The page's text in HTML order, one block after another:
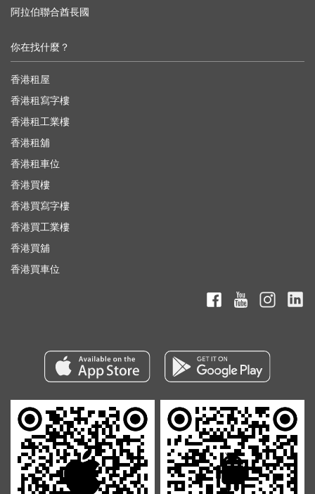
阿拉伯聯合酋長國
你在找什麼？
香港租屋
香港租寫字樓
香港租工業樓
香港租舖
香港租車位
香港買樓
香港買寫字樓
香港買工業樓
香港買舖
香港買車位